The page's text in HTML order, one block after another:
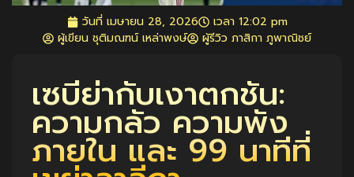
วันที่ เมษายน 28, 2026 เวลา 12:02 pm
ผู้เขียน ชุติมณฑน์ เหล่าพงษ์
ผู้รีวิว ภาสิกา ภูพาณิชย์
เซบีย่ากับเงาตกชั้น:
ความกลัว ความพัง
ภายใน และ 99 นาทีที่